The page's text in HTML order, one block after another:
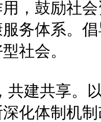
，鼓励社
务体系。
社会。
建共享。
化体制机